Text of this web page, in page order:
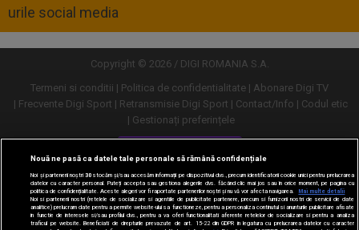
urile social media
Copyright © 2026 / DIGI ROMANIA S.A.
Termeni si conditii
Politica de confidentialitate
Abonare Digi TV
Frecvente Digi Sport
Retransmisie Digi Sport Contact/Info
Codul etic
Gestionați preferințele
Versiune desktop
Nouă ne pasă ca datele tale personale să rămână confidențiale
Noi și partenerii noștri30stocăm și/sau accesăm informații pe dispozitivul dvs., precum identificatorii cookie unici pentru prelucrarea
datelor cu caracter personal. Puteți accepta sau gestiona alegerile dvs. făcând clic mai jos sau în orice moment, pe pagina cu
politica de confidențialitate. Aceste alegeri vor fi raportate partenerilor noștri și nu vă vor afecta navigarea.
Mai multe detalii
Noi si partenerii nostri (retelele de socializare si agentiile de publicitate partenere, precum si furnizorii nostri de servicii de date
analitice) prelucram date pentru a permite website-ului sa functioneze, pentru a personaliza continutul si anunturile publicitare afisate
in functie de interesele si/sau profilul dvs., pentru a va oferi functionalitati aferente retelelor de socializare si pentru a analiza
traficul pe website. Beneficiati de drepturile prevazute de art. 15-22 din GDPR in legatura cu prelucrarea datelor cu caracter